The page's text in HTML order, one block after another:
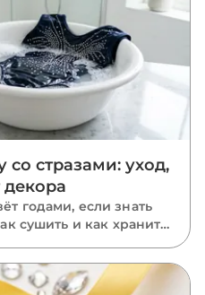
со стразами: уход,
годами, если знать
сушить и как хранить.
хранение и ремонт